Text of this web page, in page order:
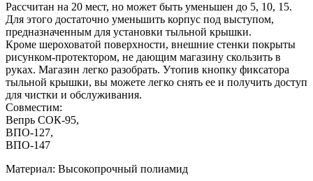
Рассчитан на 20 мест, но может быть уменьшен до 5, 10, 15.
Для этого достаточно уменьшить корпус под выступом,
предназначенным для установки тыльной крышки.
Кроме шероховатой поверхности, внешние стенки покрыты
рисунком-протектором, не дающим магазину скользить в
руках. Магазин легко разобрать. Утопив кнопку фиксатора
тыльной крышки, вы можете легко снять ее и получить доступ
для чистки и обслуживания.
Совместим:
Вепрь СОК-95,
ВПО-127,
ВПО-147
Материал: Высокопрочный полиамид